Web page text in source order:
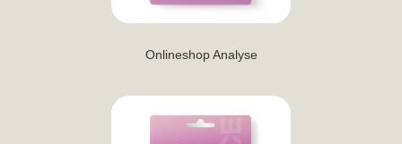
Onlineshop Analyse